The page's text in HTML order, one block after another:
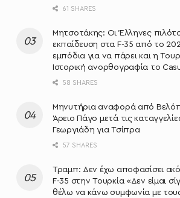
61 SHARES
Μητσοτάκης: Oι Έλληνες
εκπαίδευση στα F-35 από το
εμπόδια για να πάρει και η
Ιστορική ανορθογραφία το
58 SHARES
Μηνυτήρια αναφορά από
Άρειο Πάγο μετά τις
Γεωργιάδη για Τσίπρα
57 SHARES
Τραμπ: Δεν έχω αποφασίσει
F-35 στην Τουρκία «Δεν είμαι
θέλω να κάνω συμφωνία με